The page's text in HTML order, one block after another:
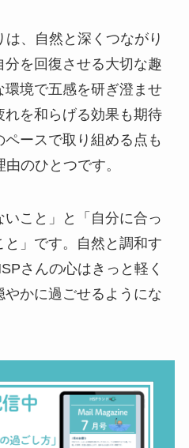
、自然と深くつながり
を回復させる大切な趣
境で五感を研ぎ澄ませ
れを和らげる効果も期待
ースで取り組める点も
のひとつです。
こと」と「自分に合っ
」です。自然と調和す
さんの心はきっと軽く
かに過ごせるようにな